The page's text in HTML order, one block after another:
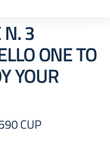
N. 3
ONE TO
YOUR
CUP